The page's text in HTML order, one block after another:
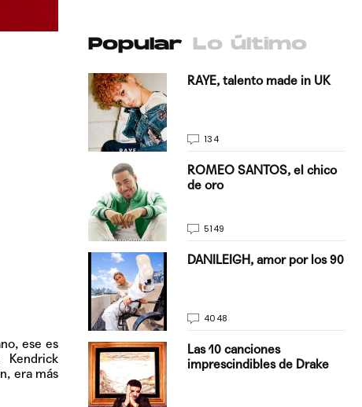
ese es
Kendrick
era más
Popular Lo último
del
RAYE, talento made in UK
134
ROMEO SANTOS, el chico
de oro
5149
DANILEIGH, amor por los 90
4048
Las 10 canciones
imprescindibles de Drake